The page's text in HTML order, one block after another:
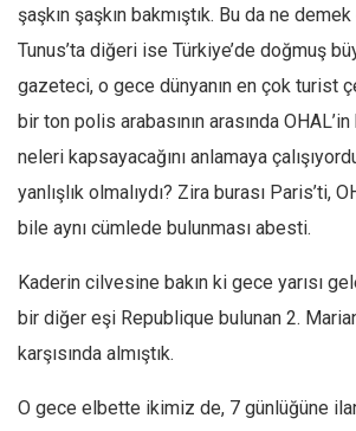
Ekonomi
Spor
Manzara
Hayat
Siyaset
Dünya
Asya
şaşkın şaşkın bakmıştık. Bu da ne
Tunus’ta diğeri ise Türkiye’de doğmuş
gazeteci, o gece dünyanın en çok turist
bir ton polis arabasının arasında
neleri kapsayacağını anlamaya
yanlışlık olmalıydı? Zira burası Paris’ti,
bile aynı cümlede bulunması abesti.
Kaderin cilvesine bakın ki gece yarısı
bir diğer eşi Republique bulunan 2.
karşısında almıştık.
O gece elbette ikimiz de, 7 günlüğüne